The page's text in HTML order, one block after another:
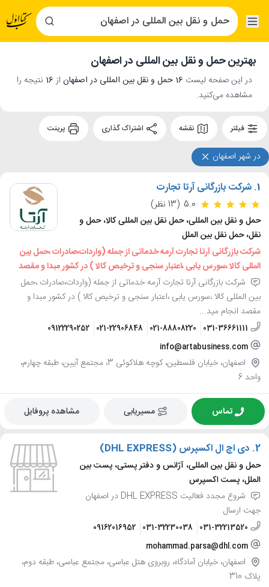
بهترین حمل و نقل بین المللی در اصفهان
در این صفحه لیست 16 حمل و نقل بین المللی در اصفهان از 16 نتیجه را
مشاهده می‌کنید.
فیلتر نقشه
در شهر اصفهان
1. شرکت بازرگانی آرتا تجارت
5.0 (13 نظر)
حمل و نقل بین المللی، حمل نقل بین المللی کالا، حمل و
نقل، حمل نقل بین الملل
شرکت بازرگانی آرتا تجارت آرمه خدماتی از جمله (واردات،صادرات ،حمل بین
المللی کالا ،سورس یابی ،اعتبار سنجی و ترخیص کالا ) در کشور مبدا و مقصد
شرکت بازرگانی آرتا تجارت آرمه خدماتی از جمله (واردات،صادرات ،حمل
بین المللی کالا ،سورس یابی ،اعتبار سنجی و ترخیص کالا ) در کشور مبدا و
مقصد انجام مید...
031-36661111
021-88808220
021-22906848
09122290252
info@artabusiness.com
اصفهان، خیابان فلسطین، کوچه هلاکوئی 3، مجتمع آیین، طبقه چهارم،
واحد 6
تماس مسیریابی مشاهده پروفایل
2. دی اچ ال اکسپرس (DHL EXPRESS)
حمل و نقل بین المللی، آژانس و دفتر پستی، پست بین
الملل، پست اکسپرس
شروع مجدد فعالیت DHL EXPRESS در اصفهان
جهت ارسال
031-32213520
031-32230038
09162016952
mohammad.parsa@dhl.com
اصفهان، خیابان آمادگاه، روبروی هتل عباسی، مجتمع عباسی، طبقه دوم،
پلاک 310